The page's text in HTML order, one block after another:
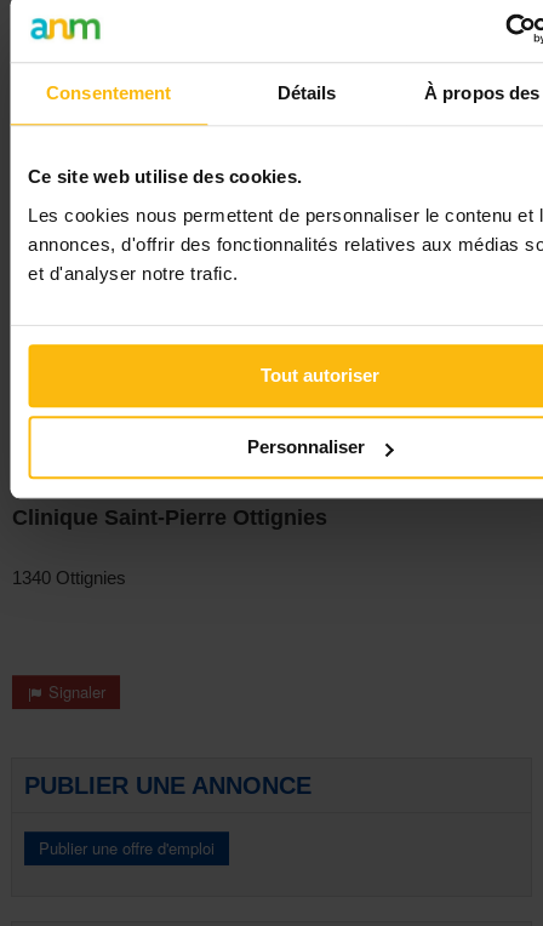
Consentement Détails À propos
Ce site web utilise des cookies.
Les cookies nous permettent de personnaliser le contenu et
annonces, d'offrir des fonctionnalités relatives aux médias
et d'analyser notre trafic.
Tout autoriser
Personnaliser
* Cette offre est ouverte au recrutement par recommandation
Plus d'infos :
https://emploi.cspo.be/fr/vacature/reference/
form.aspx
N'oubliez surtout pas de faire référence au Guide Social lors
sérieux de votre part.
Employeur
Clinique Saint-Pierre Ottignies
1340 Ottignies
Signaler
PUBLIER UNE ANNONCE